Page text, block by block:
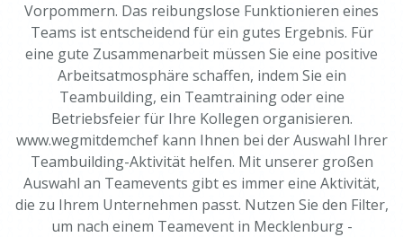
Vorpommern. Das reibungslose Funktionieren eines
Teams ist entscheidend für ein gutes Ergebnis. Für
eine gute Zusammenarbeit müssen Sie eine positive
Arbeitsatmosphäre schaffen, indem Sie ein
Teambuilding, ein Teamtraining oder eine
Betriebsfeier für Ihre Kollegen organisieren.
www.wegmitdemchef kann Ihnen bei der Auswahl Ihrer
Teambuilding-Aktivität helfen. Mit unserer großen
Auswahl an Teamevents gibt es immer eine Aktivität,
die zu Ihrem Unternehmen passt. Nutzen Sie den Filter,
um nach einem Teamevent in Mecklenburg -